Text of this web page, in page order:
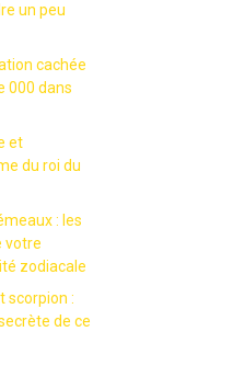
un peu
cachée
000 dans
et
du roi du
: les
votre
zodiacale
scorpion :
de ce